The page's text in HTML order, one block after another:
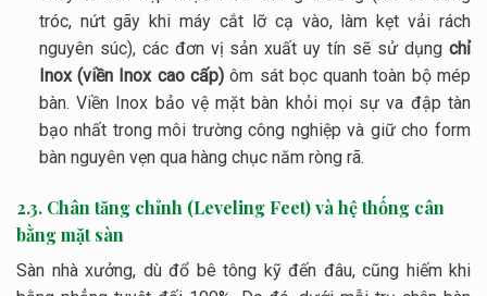
tróc, nứt gãy khi máy cắt lỡ cạ vào, làm kẹt vải rách
nguyên súc), các đơn vị sản xuất uy tín sẽ sử dụng chỉ
Inox (viền Inox cao cấp)ôm sát bọc quanh toàn bộ mép
bàn. Viền Inox bảo vệ mặt bàn khỏi mọi sự va đập tàn
bạo nhất trong môi trường công nghiệp và giữ cho form
bàn nguyên vẹn qua hàng chục năm ròng rã.
2.3. Chân tăng chỉnh (Leveling Feet) và hệ thống cân
bằng mặt sàn
Sàn nhà xưởng, dù đổ bê tông kỹ đến đâu, cũng hiếm khi